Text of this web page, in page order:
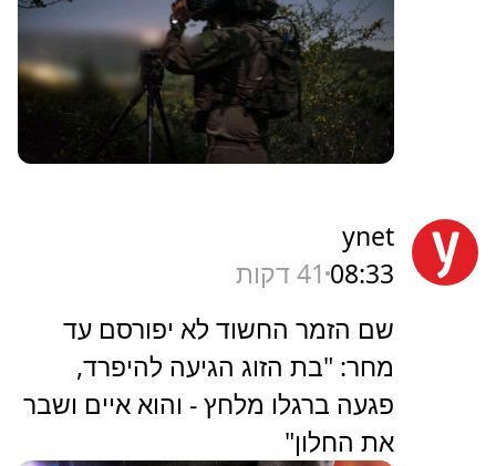
ynet
08:33 41 דקות
שם הזמר החשוד לא יפורסם עד
מחר: "בת הזוג הגיעה להיפרד,
פגעה ברגלו מלחץ - והוא איים ושבר
את החלון"